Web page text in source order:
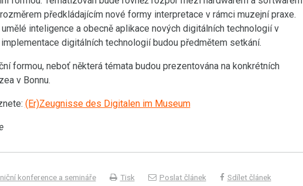
předkládajícím nové formy interpretace v rámci muzejní praxe.
inteligence a obecně aplikace nových digitálních technologií v
digitálních technologií budou předmětem setkání.
formou, neboť některá témata budou prezentována na konkrétních
v Bonnu.
(Er)Zeugnisse des Digitalen im Museum
konference a semináře Tisk Poslat článek Sdílet článek